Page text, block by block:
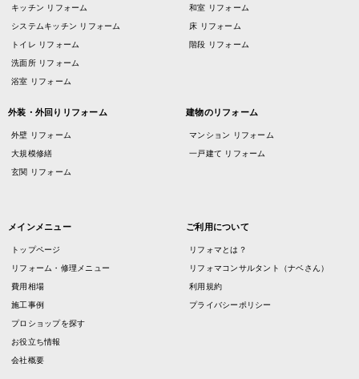
キッチン リフォーム
システムキッチン リフォーム
トイレ リフォーム
洗面所 リフォーム
浴室 リフォーム
和室 リフォーム
床 リフォーム
階段 リフォーム
外装・外回りリフォーム
外壁 リフォーム
大規模修繕
玄関 リフォーム
建物のリフォーム
マンション リフォーム
一戸建て リフォーム
メインメニュー
トップページ
リフォーム・修理メニュー
費用相場
施工事例
プロショップを探す
お役立ち情報
会社概要
ご利用について
リフォマとは？
リフォマコンサルタント（ナベさん）
利用規約
プライバシーポリシー